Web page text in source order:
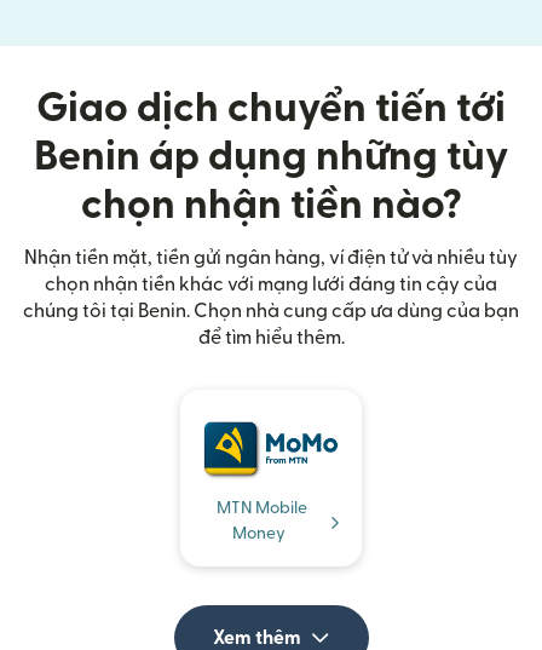
Giao dịch chuyển tiến tới
Benin áp dụng những tùy
chọn nhận tiền nào?
Nhận tiền mặt, tiền gửi ngân hàng, ví điện tử và nhiều tùy
chọn nhận tiền khác với mạng lưới đáng tin cậy của
chúng tôi tại Benin. Chọn nhà cung cấp ưa dùng của bạn
để tìm hiểu thêm.
MTN Mobile
Money
Xem thêm